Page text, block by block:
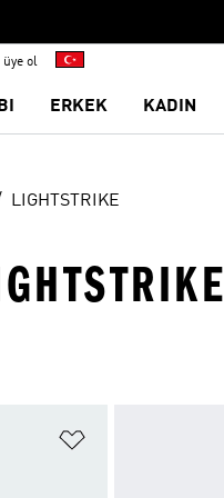
üye ol
ERKEK KADIN
LIGHTSTRIKE